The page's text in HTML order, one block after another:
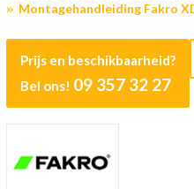
Montagehandleiding Fakro
Prijs en beschikbaarheid?
Bel ons! 09 357 32 27